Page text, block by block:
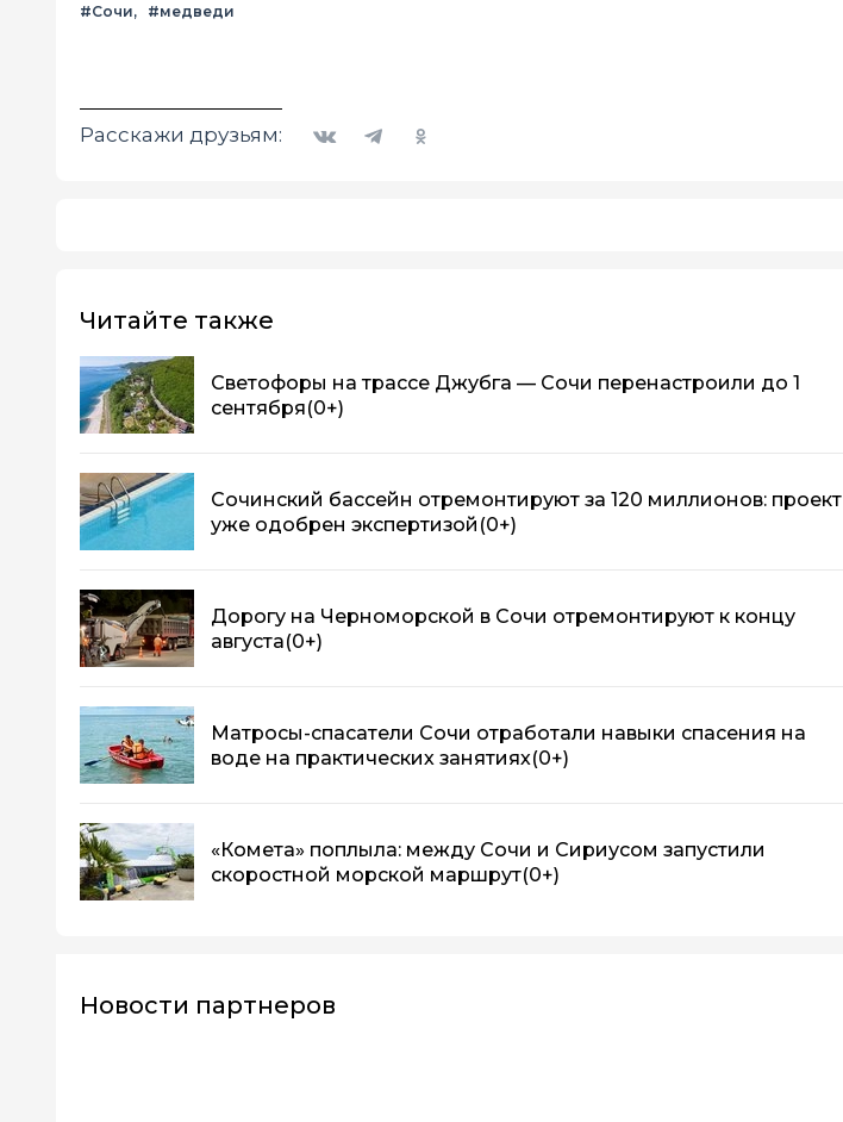
#Сочи #медведи
Расскажи друзьям:
Читайте также
Светофоры на трассе Джубга — Сочи перенастроили до 1
сентября(0+)
Сочинский бассейн отремонтируют за 120 миллионов: проект
уже одобрен экспертизой (0+)
Дорогу на Черноморской в Сочи отремонтируют к концу
августа(0+)
Матросы-спасатели Сочи отработали навыки спасения на
воде на практических занятиях(0+)
«Комета» поплыла: между Сочи и Сириусом запустили
скоростной морской маршрут(0+)
Новости партнеров